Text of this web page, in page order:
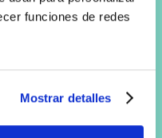
funciones de redes
Mostrar detalles